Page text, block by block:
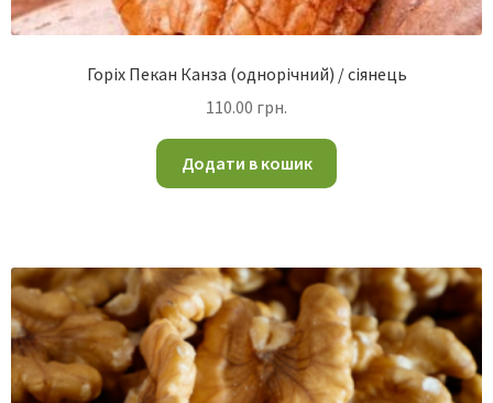
Горіх Пекан Канза (однорічний) / сіянець
110.00 грн.
Додати в кошик